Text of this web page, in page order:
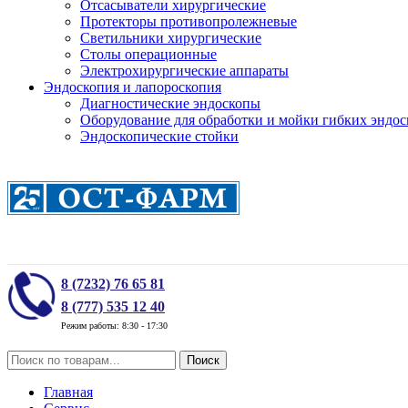
Отсасыватели хирургические
Протекторы противопролежневые
Светильники хирургические
Столы операционные
Электрохирургические аппараты
Эндоскопия и лапороскопия
Диагностические эндоскопы
Оборудование для обработки и мойки гибких
Эндоскопические стойки
8 (7232) 76 65 81
8 (777) 535 12 40
Режим работы: 8:30 - 17:30
Поиск
Главная